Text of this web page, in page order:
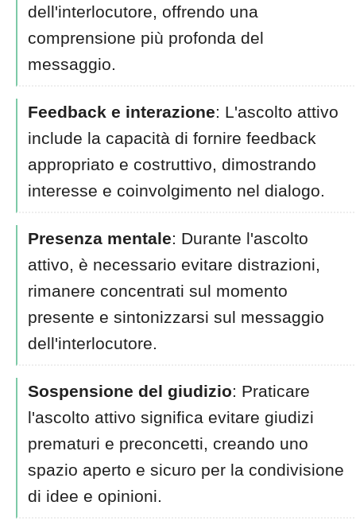
dell'interlocutore, offrendo una
comprensione più profonda del
messaggio.
Feedback e interazione: L'ascolto attivo
include la capacità di fornire feedback
appropriato e costruttivo, dimostrando
interesse e coinvolgimento nel dialogo.
Presenza mentale: Durante l'ascolto
attivo, è necessario evitare distrazioni,
rimanere concentrati sul momento
presente e sintonizzarsi sul messaggio
dell'interlocutore.
Sospensione del giudizio: Praticare
l'ascolto attivo significa evitare giudizi
prematuri e preconcetti, creando uno
spazio aperto e sicuro per la condivisione
di idee e opinioni.